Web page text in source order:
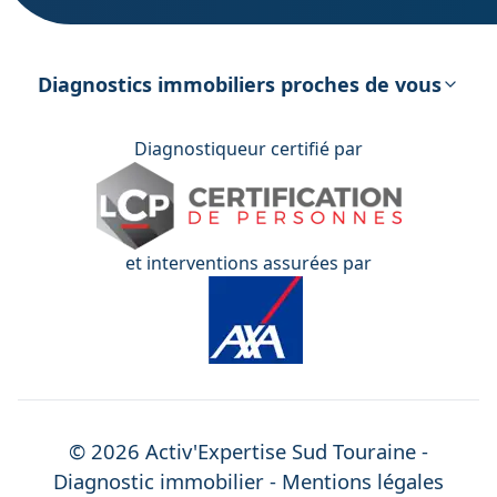
énergétique
Diagnostics immobiliers proches de vous
Diagnostiqueur certifié par
et interventions assurées par
© 2026 Activ'Expertise Sud Touraine -
Diagnostic immobilier - Mentions légales